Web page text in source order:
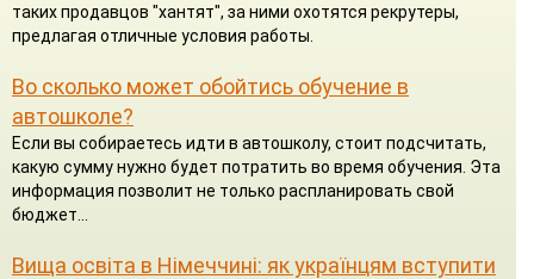
таких продавцов "хантят", за ними охотятся рекрутеры,
предлагая отличные условия работы.
Во сколько может обойтись обучение в
автошколе?
Если вы собираетесь идти в автошколу, стоит подсчитать,
какую сумму нужно будет потратить во время обучения. Эта
информация позволит не только распланировать свой
бюджет...
Вища освіта в Німеччині: як українцям вступити